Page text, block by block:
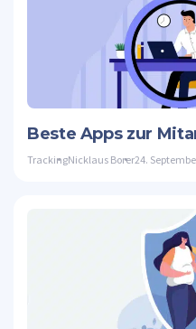
Beste Apps zur
TrackingNicklaus Borer24.